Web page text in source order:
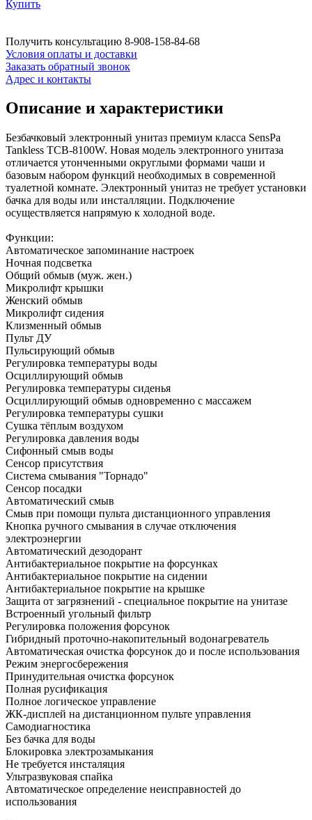
Купить
Получить консультацию 8-908-158-84-68
Условия оплаты и доставки
Заказать обратный звонок
Адрес и контакты
Описание и характеристики
Безбачковый электронный унитаз премиум класса SensPa
Tankless TCB-8100W. Новая модель электронного унитаза
отличается утонченными округлыми формами чаши и
базовым набором функций необходимых в современной
туалетной комнате. Электронный унитаз не требует установки
бачка для воды или инсталляции. Подключение
осуществляется напрямую к холодной воде.
Функции:
Автоматическое запоминание настроек
Ночная подсветка
Общий обмыв (муж. жен.)
Микролифт крышки
Женский обмыв
Микролифт сидения
Клизменный обмыв
Пульт ДУ
Пульсирующий обмыв
Регулировка температуры воды
Осциллирующий обмыв
Регулировка температуры сиденья
Осциллирующий обмыв одновременно с массажем
Регулировка температуры сушки
Сушка тёплым воздухом
Регулировка давления воды
Сифонный смыв воды
Сенсор присутствия
Система смывания "Торнадо"
Сенсор посадки
Автоматический смыв
Смыв при помощи пульта дистанционного управления
Кнопка ручного смывания в случае отключения
электроэнергии
Автоматический дезодорант
Антибактериальное покрытие на форсунках
Антибактериальное покрытие на сидении
Антибактериальное покрытие на крышке
Защита от загрязнений - специальное покрытие на унитазе
Встроенный угольный фильтр
Регулировка положения форсунок
Гибридный проточнo-накопительный водонагреватель
Автоматическая очистка форсунок до и после использования
Режим энергосбережения
Принудительная очистка форсунок
Полная русификация
Полное логическое управление
ЖК-дисплей на дистанционном пульте управления
Самодиагностика
Без бачка для воды
Блокировка электрозамыкания
Не требуется инсталяция
Ультразвуковая спайка
Автоматическое определение неисправностей до
использования